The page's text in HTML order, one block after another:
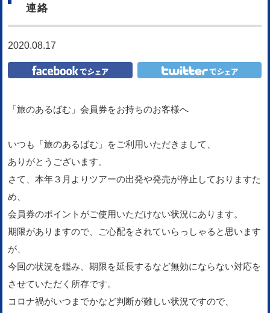
連絡
2020.08.17
「旅のあるばむ」会員券をお持ちのお客様へ
いつも「旅のあるばむ」をご利用いただきまして、
ありがとうございます。
さて、本年３月よりツアーの出発や発売が停止しておりますた
め、
会員券のポイントがご使用いただけない状況にあります。
期限がありますので、ご心配をされていらっしゃると思います
が、
今回の状況を鑑み、期限を延長するなど無効にならない対応を
させていただく所存です。
コロナ禍がいつまでかなど判断が難しい状況ですので、